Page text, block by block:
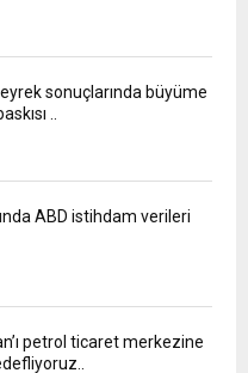
sonuçlarında büyüme
..
ABD istihdam verileri
petrol ticaret merkezine